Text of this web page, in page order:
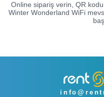
Online sipariş verin, QR
Winter Wonderland WiFi